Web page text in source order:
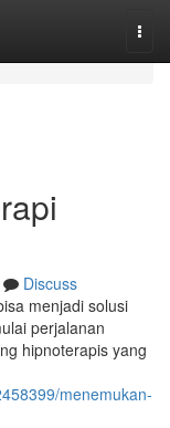
Discuss
menjadi solusi
perjalanan
hipnoterapis yang
menemukan-